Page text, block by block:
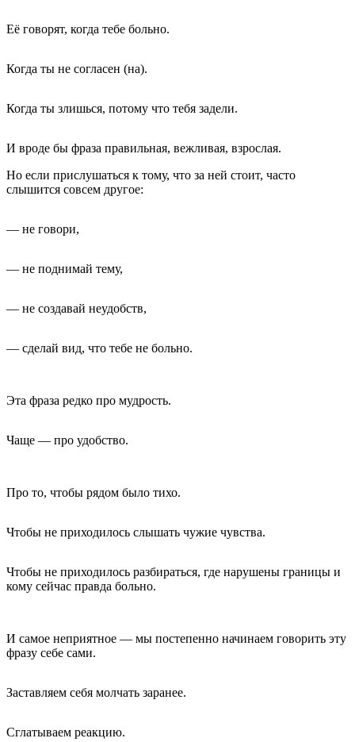
Её говорят, когда тебе больно.
Когда ты не согласен (на).
Когда ты злишься, потому что тебя задели.
И вроде бы фраза правильная, вежливая, взрослая.
Но если прислушаться к тому, что за ней стоит, часто
слышится совсем другое:
— не говори,
— не поднимай тему,
— не создавай неудобств,
— сделай вид, что тебе не больно.
Эта фраза редко про мудрость.
Чаще — про удобство.
Про то, чтобы рядом было тихо.
Чтобы не приходилось слышать чужие чувства.
Чтобы не приходилось разбираться, где нарушены границы и
кому сейчас правда больно.
И самое неприятное — мы постепенно начинаем говорить эту
фразу себе сами.
Заставляем себя молчать заранее.
Сглатываем реакцию.